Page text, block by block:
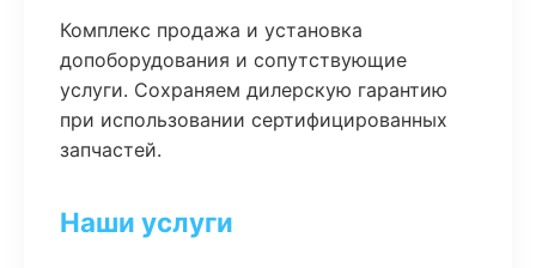
Комплекс продажа и установка
допоборудования и сопутствующие
услуги. Сохраняем дилерскую гарантию
при использовании сертифицированных
запчастей.
Наши услуги